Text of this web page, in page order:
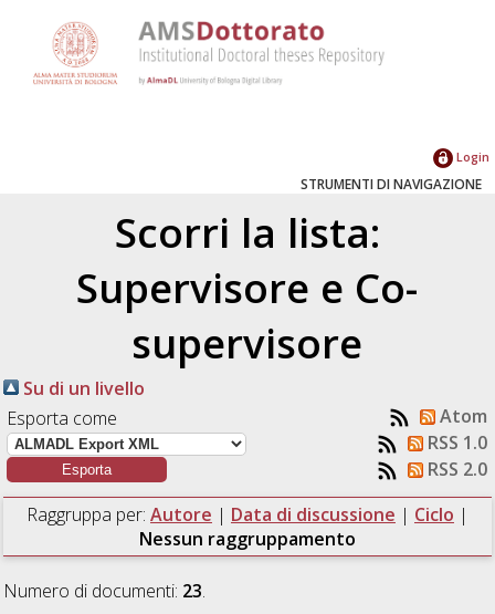
Login
STRUMENTI DI NAVIGAZIONE
Scorri la lista:
Supervisore e Co-
supervisore
Su di un livello
Esporta come
Atom
RSS 1.0
RSS 2.0
Raggruppa per: Autore | Data di discussione | Ciclo |
Nessun raggruppamento
Numero di documenti: 23.